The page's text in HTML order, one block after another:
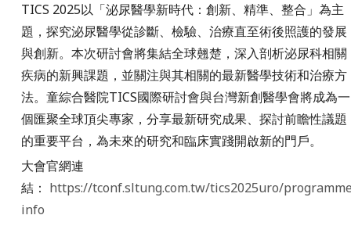
TICS 2025以「泌尿醫學新時代：創新、精準、整合」為主
題，探究泌尿醫學從診斷、檢驗、治療直至術後照護的發展
與創新。本次研討會將集結全球翹楚，深入剖析泌尿科相關
疾病的新興課題，並關注與其相關的最新醫學技術和治療方
法。童綜合醫院TICS國際研討會與台灣新創醫學會將成為一
個匯聚全球頂尖專家，分享最新研究成果、探討前瞻性議題
的重要平台，為未來的研究和臨床實踐開啟新的門戶。
大會官網連
結： https://tconf.sltung.com.tw/tics2025uro/
info